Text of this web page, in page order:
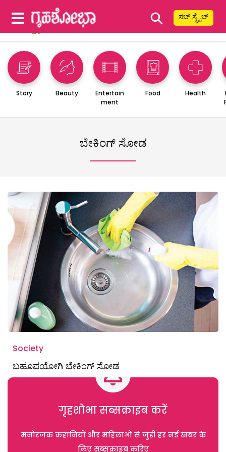
⚲ ಸಬ್ ಸ್ಕ್ರೈಬ್
Story Beauty
Entertain
ment
Food Health
ಬೇಕಿಂಗ್ ಸೋಡ
Society
ಬಹೂಪಯೋಗಿ ಬೇಕಿಂಗ್‌ ಸೋಡ
गृहशोभा सब्सक्राइब करें
मनोरंजक कहानियों और महिलाओं से जुड़ी हर नई खबर के
लिए सब्सक्राइब करिए